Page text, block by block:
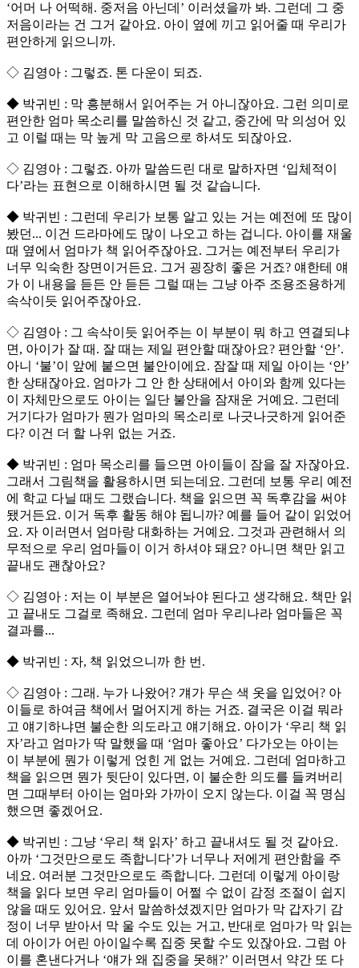
‘어머 나 어떡해. 중저음 아닌데’ 이러셨을까 봐. 그런데 그 중
저음이라는 건 그거 같아요. 아이 옆에 끼고 읽어줄 때 우리가
편안하게 읽으니까.
◇ 김영아 : 그렇죠. 톤 다운이 되죠.
◆ 박귀빈 : 막 흥분해서 읽어주는 거 아니잖아요. 그런 의미로
편안한 엄마 목소리를 말씀하신 것 같고, 중간에 막 의성어 있
고 이럴 때는 막 높게 막 고음으로 하셔도 되잖아요.
◇ 김영아 : 그렇죠. 아까 말씀드린 대로 말하자면 ‘입체적이
다’라는 표현으로 이해하시면 될 것 같습니다.
◆ 박귀빈 : 그런데 우리가 보통 알고 있는 거는 예전에 또 많이
봤던... 이건 드라마에도 많이 나오고 하는 겁니다. 아이를 재울
때 옆에서 엄마가 책 읽어주잖아요. 그거는 예전부터 우리가
너무 익숙한 장면이거든요. 그거 굉장히 좋은 거죠? 얘한테 얘
가 이 내용을 듣든 안 듣든 그럴 때는 그냥 아주 조용조용하게
속삭이듯 읽어주잖아요.
◇ 김영아 : 그 속삭이듯 읽어주는 이 부분이 뭐 하고 연결되냐
면, 아이가 잘 때. 잘 때는 제일 편안할 때잖아요? 편안할 ‘안’.
아니 ‘불’이 앞에 붙으면 불안이에요. 잠잘 때 제일 아이는 ‘안’
한 상태잖아요. 엄마가 그 안 한 상태에서 아이와 함께 있다는
이 자체만으로도 아이는 일단 불안을 잠재운 거예요. 그런데
거기다가 엄마가 뭔가 엄마의 목소리로 나긋나긋하게 읽어준
다? 이건 더 할 나위 없는 거죠.
◆ 박귀빈 : 엄마 목소리를 들으면 아이들이 잠을 잘 자잖아요.
그래서 그림책을 활용하시면 되는데요. 그런데 보통 우리 예전
에 학교 다닐 때도 그랬습니다. 책을 읽으면 꼭 독후감을 써야
됐거든요. 이거 독후 활동 해야 됩니까? 예를 들어 같이 읽었어
요. 자 이러면서 엄마랑 대화하는 거예요. 그것과 관련해서 의
무적으로 우리 엄마들이 이거 하셔야 돼요? 아니면 책만 읽고
끝내도 괜찮아요?
◇ 김영아 : 저는 이 부분은 열어놔야 된다고 생각해요. 책만 읽
고 끝내도 그걸로 족해요. 그런데 엄마 우리나라 엄마들은 꼭
결과를...
◆ 박귀빈 : 자, 책 읽었으니까 한 번.
◇ 김영아 : 그래. 누가 나왔어? 걔가 무슨 색 옷을 입었어? 아
이들로 하여금 책에서 멀어지게 하는 거죠. 결국은 이걸 뭐라
고 얘기하냐면 불순한 의도라고 얘기해요. 아이가 ‘우리 책 읽
자’라고 엄마가 딱 말했을 때 ‘엄마 좋아요’ 다가오는 아이는
이 부분에 뭔가 이렇게 얹힌 게 없는 거예요. 그런데 엄마하고
책을 읽으면 뭔가 뒷단이 있다면, 이 불순한 의도를 들켜버리
면 그때부터 아이는 엄마와 가까이 오지 않는다. 이걸 꼭 명심
했으면 좋겠어요.
◆ 박귀빈 : 그냥 ‘우리 책 읽자’ 하고 끝내셔도 될 것 같아요.
아까 ‘그것만으로도 족합니다’가 너무나 저에게 편안함을 주
네요. 여러분 그것만으로도 족합니다. 그런데 이렇게 아이랑
책을 읽다 보면 우리 엄마들이 어쩔 수 없이 감정 조절이 쉽지
않을 때도 있어요. 앞서 말씀하셨겠지만 엄마가 막 갑자기 감
정이 너무 받아서 막 울 수도 있는 거고, 반대로 엄마가 막 읽는
데 아이가 어린 아이일수록 집중 못할 수도 있잖아요. 그럼 아
이를 혼낸다거나 ‘얘가 왜 집중을 못해?’ 이러면서 약간 또 다